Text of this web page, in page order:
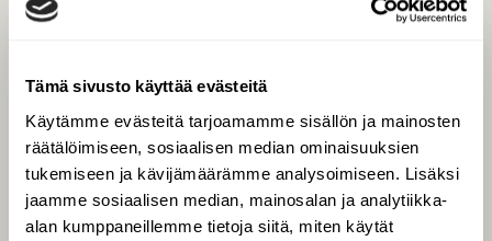
Tämä sivusto käyttää evästeitä
Käytämme evästeitä tarjoamamme sisällön ja mainosten
räätälöimiseen, sosiaalisen median ominaisuuksien
tukemiseen ja kävijämäärämme analysoimiseen. Lisäksi
jaamme sosiaalisen median, mainosalan ja analytiikka-
alan kumppaneillemme tietoja siitä, miten käytät
Tilaa digilukuoikeus
Äänestä parasta juttua
Tilaa uutiskirje